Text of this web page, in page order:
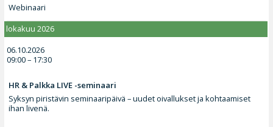
Webinaari
lokakuu 2026
06.10.2026
09:00 – 17:30
HR & Palkka LIVE -seminaari
Syksyn piristävin seminaaripäivä – uudet oivallukset ja kohtaamiset
ihan livenä.